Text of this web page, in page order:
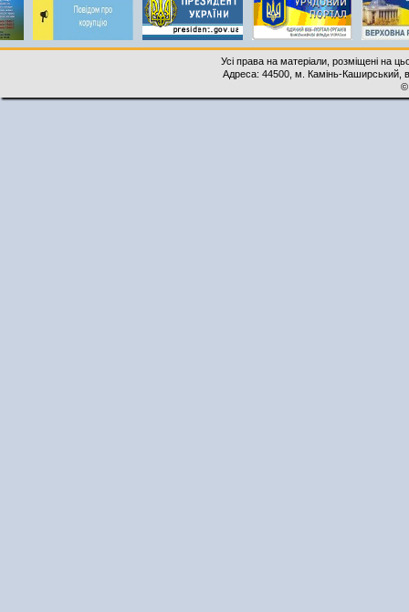
Усі права на матеріали, розміщені на
Адреса: 44500, м. Камінь-Каширський,
©